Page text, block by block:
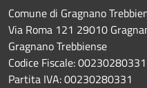
Comune di Gragnano
Via Roma 121 29010
Gragnano Trebbiense
Codice Fiscale: 00230280331
Partita IVA: 00230280331